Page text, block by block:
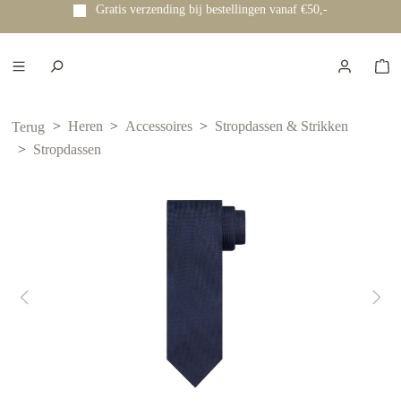
hoofdinhoud
Gratis verzending bij bestellingen vanaf €50,-
Terug Heren Accessoires
Stropdassen & Strikken
Stropdassen